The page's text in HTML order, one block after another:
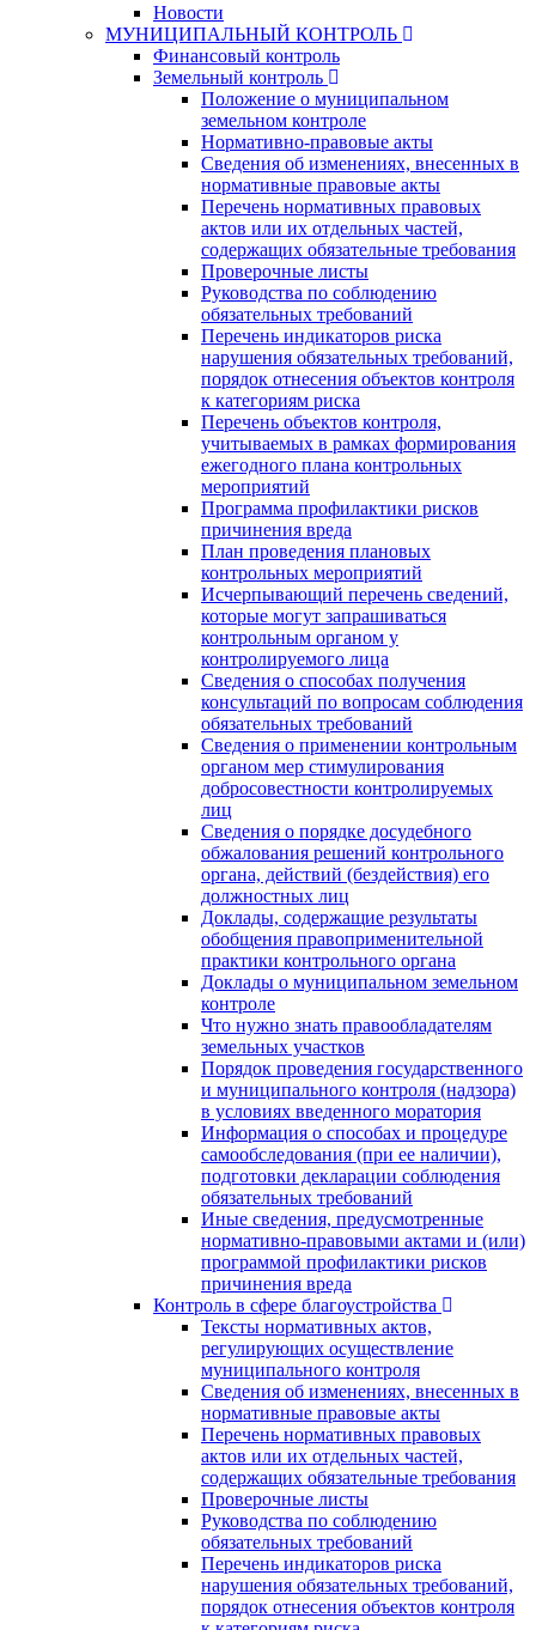
Новости
МУНИЦИПАЛЬНЫЙ КОНТРОЛЬ
Финансовый контроль
Земельный контроль
Положение о муниципальном
земельном контроле
Нормативно-правовые акты
Сведения об изменениях, внесенных в
нормативные правовые акты
Перечень нормативных правовых
актов или их отдельных частей,
содержащих обязательные требования
Проверочные листы
Руководства по соблюдению
обязательных требований
Перечень индикаторов риска
нарушения обязательных требований,
порядок отнесения объектов контроля
к категориям риска
Перечень объектов контроля,
учитываемых в рамках формирования
ежегодного плана контрольных
мероприятий
Программа профилактики рисков
причинения вреда
План проведения плановых
контрольных мероприятий
Исчерпывающий перечень сведений,
которые могут запрашиваться
контрольным органом у
контролируемого лица
Сведения о способах получения
консультаций по вопросам соблюдения
обязательных требований
Сведения о применении контрольным
органом мер стимулирования
добросовестности контролируемых
лиц
Сведения о порядке досудебного
обжалования решений контрольного
органа, действий (бездействия) его
должностных лиц
Доклады, содержащие результаты
обобщения правоприменительной
практики контрольного органа
Доклады о муниципальном земельном
контроле
Что нужно знать правообладателям
земельных участков
Порядок проведения государственного
и муниципального контроля (надзора)
в условиях введенного моратория
Информация о способах и процедуре
самообследования (при ее наличии),
подготовки декларации соблюдения
обязательных требований
Иные сведения, предусмотренные
нормативно-правовыми актами и (или)
программой профилактики рисков
причинения вреда
Контроль в сфере благоустройства
Тексты нормативных актов,
регулирующих осуществление
муниципального контроля
Сведения об изменениях, внесенных в
нормативные правовые акты
Перечень нормативных правовых
актов или их отдельных частей,
содержащих обязательные требования
Проверочные листы
Руководства по соблюдению
обязательных требований
Перечень индикаторов риска
нарушения обязательных требований,
порядок отнесения объектов контроля